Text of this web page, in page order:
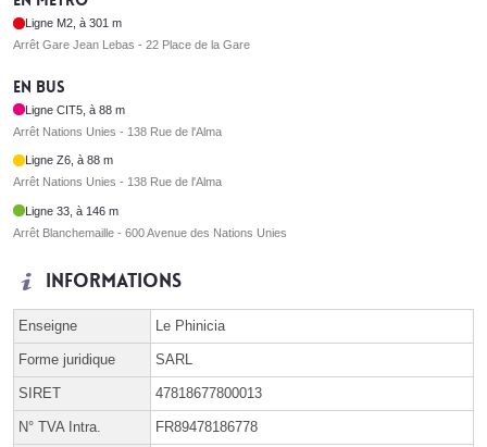
Ligne M2, à 301 m
Arrêt Gare Jean Lebas - 22 Place de la Gare
En bus
Ligne CIT5, à 88 m
Arrêt Nations Unies - 138 Rue de l'Alma
Ligne Z6, à 88 m
Arrêt Nations Unies - 138 Rue de l'Alma
Ligne 33, à 146 m
Arrêt Blanchemaille - 600 Avenue des Nations Unies
Informations
Enseigne Le Phinicia
Forme juridique SARL
SIRET 47818677800013
N° TVA Intra. FR89478186778